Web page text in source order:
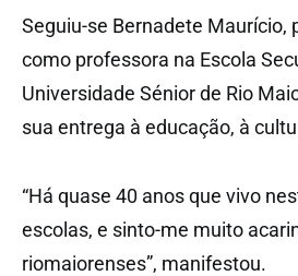
Seguiu-se Bernadete Maurício,
como professora na Escola
Universidade Sénior de Rio
sua entrega à educação, à
“Há quase 40 anos que vivo
escolas, e sinto-me muito
riomaiorenses”, manifestou.